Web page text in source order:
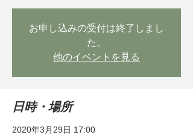
お申し込みの受付は終了しまし
た。
他のイベントを見る
日時・場所
2020年3月29日 17:00